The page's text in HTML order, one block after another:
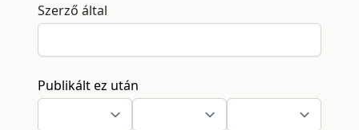
Szerző által
Publikált ez után